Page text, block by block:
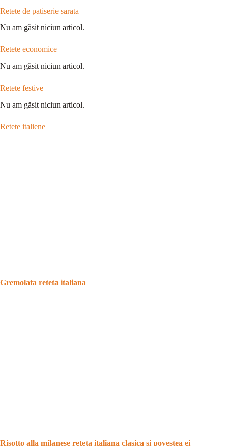
Retete de patiserie sarata
Nu am găsit niciun articol.
Retete economice
Nu am găsit niciun articol.
Retete festive
Nu am găsit niciun articol.
Retete italiene
Gremolata reteta italiana
Risotto alla milanese reteta italiana clasica si povestea ei